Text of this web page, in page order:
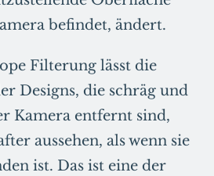
befindet, ändert.
Filterung lässt die
Designs, die schräg und
Kamera entfernt sind,
aussehen, als wenn sie
ist. Das ist eine der